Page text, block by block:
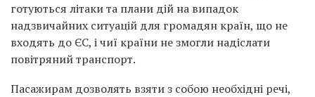
готуються літаки та плани дій на випадок
надзвичайних ситуацій для громадян країн, що не
входять до ЄС, і чиї країни не змогли надіслати
повітряний транспорт.
Пасажирам дозволять взяти з собою необхідні речі,